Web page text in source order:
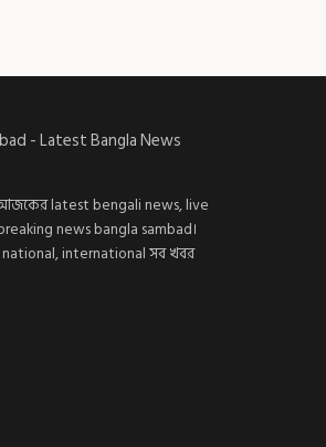
আজকের latest bengali news, live
news bangla sambad।
international সব খবর